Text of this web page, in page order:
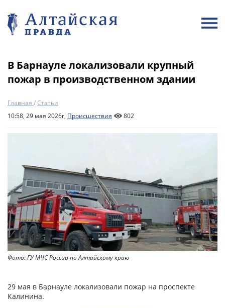
В Барнауле локализовали крупный
пожар в производственном здании
Главная /Статьи
10:58, 29 мая 2026г, Происшествия 802
Фото: ГУ МЧС России по Алтайскому краю
29 мая в Барнауле локализовали пожар на проспекте
Калинина.